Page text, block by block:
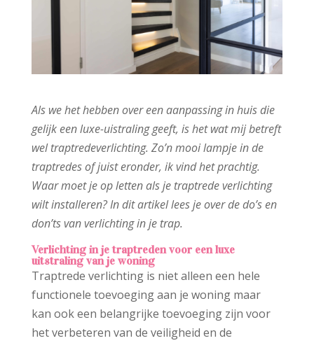
Als we het hebben over een aanpassing in huis die
gelijk een luxe-uistraling geeft, is het wat mij betreft
wel traptredeverlichting. Zo’n mooi lampje in de
traptredes of juist eronder, ik vind het prachtig.
Waar moet je op letten als je traptrede verlichting
wilt installeren? In dit artikel lees je over de do’s en
don’ts van verlichting in je trap.
Verlichting in je traptreden voor een luxe
uitstraling van je woning
Traptrede verlichting is niet alleen een hele
functionele toevoeging aan je woning maar
kan ook een belangrijke toevoeging zijn voor
het verbeteren van de veiligheid en de